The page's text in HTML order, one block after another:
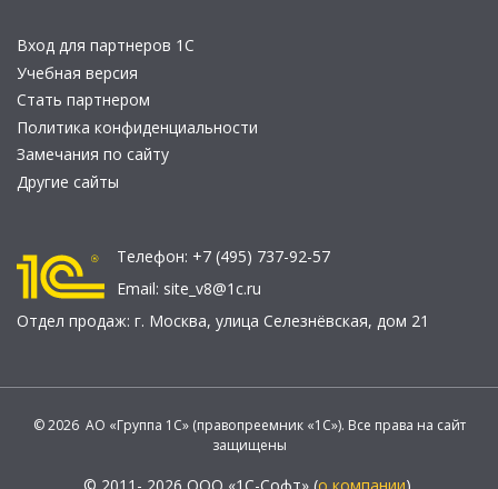
Вход для партнеров 1С
Учебная версия
Стать партнером
Политика конфиденциальности
Замечания по сайту
Другие сайты
Телефон: +7 (495) 737-92-57
Email: site_v8@1c.ru
Отдел продаж: г. Москва, улица Селезнёвская, дом 21
© 2026 АО «Группа 1С» (правопреемник «1С»). Все права на сайт
защищены